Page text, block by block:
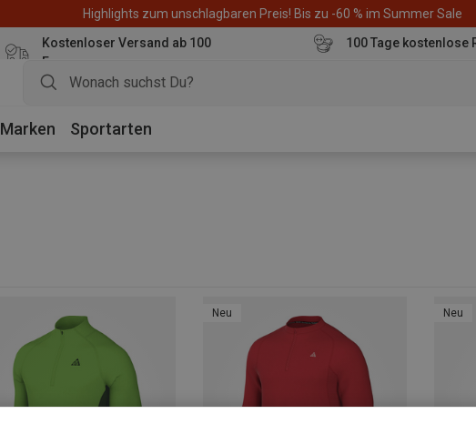
Highlights zum unschlagbaren Preis! Bis zu -60 % im Summer Sale
Kostenloser Versand ab 100
Euro
100 Tage kostenlose
Marken Sportarten
Neu Neu